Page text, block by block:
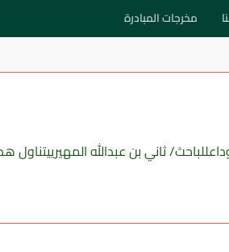
مخرجات المبادرة
ثاني بن عبدالله